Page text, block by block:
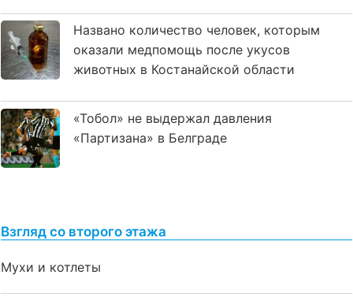
Названо количество человек, которым
оказали медпомощь после укусов
животных в Костанайской области
«Тобол» не выдержал давления
«Партизана» в Белграде
Взгляд со второго этажа
Мухи и котлеты